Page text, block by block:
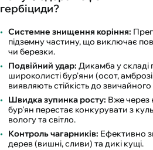
гербіциди?
Системне знищення коріння:
підземну частину, що виключає
чи березки.
Подвійний удар: Дикамба у складі
широколисті бур'яни (осот,
виявляють стійкість до звичайного
Швидка зупинка росту: Вже через
бур'ян перестає конкурувати з
вологу та світло.
Контроль чагарників: Ефективно
дерев (вишні, сливи) та дикі кущі.